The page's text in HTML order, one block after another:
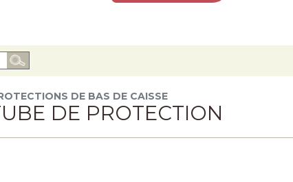
DE BAS DE CAISSE
DE PROTECTION